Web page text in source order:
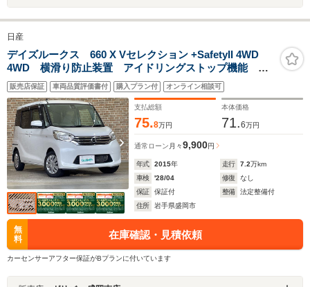
日産
デイズルークス 660 X Vセレクション +SafetyII 4WD
4WD 横滑り防止装置 アイドリングストップ機能
CARROZZERIAナビ フルセグTV 全周囲カメラ 片側
パワースライドドア シートヒーター ロールサンシェ
ード リアサーキュレーター
販売店保証 車両品質評価書付 購入プラン付 オンライン相談可
支払総額
75.8万円
本体価格
71.6万円
通常ローン 月々9,900円
年式 2015年 走行 7.2万km
車検
'28/04 修復
なし
保証
保証付 整備
法定整備付
住所
岩手県盛岡市
無
料
在庫確認・見積依頼
カーセンサーアフター保証がBプランに付いています